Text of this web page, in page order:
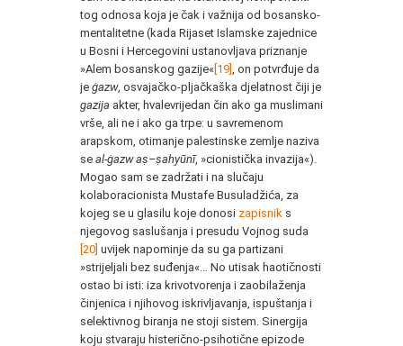
tog odnosa koja je čak i važnija od bosansko-
mentalitetne (kada Rijaset Islamske zajednice
u Bosni i Hercegovini ustanovljava priznanje
»Alem bosanskog gazije«[19] , on potvrđuje da
je ġazw, osvajačko-pljačkaška djelatnost čiji je
gazija akter, hvalevrijedan čin ako ga muslimani
vrše, ali ne i ako ga trpe: u savremenom
arapskom, otimanje palestinske zemlje naziva
se al-ġazw aṣ–ṣahyūnī, »cionistička invazija«).
Mogao sam se zadržati i na slučaju
kolaboracionista Mustafe Busuladžića, za
kojeg se u glasilu koje donosi zapisnik s
njegovog saslušanja i presudu Vojnog suda
[20] uvijek napominje da su ga partizani
»strijeljali bez suđenja«… No utisak haotičnosti
ostao bi isti: iza krivotvorenja i zaobilaženja
činjenica i njihovog iskrivljavanja, ispuštanja i
selektivnog biranja ne stoji sistem. Sinergija
koju stvaraju histerično-psihotične epizode